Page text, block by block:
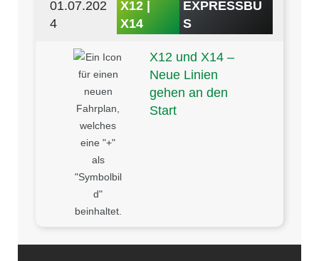
01.07.202
4
X12 |
X14
EXPRESSBU
S
X12 und X14 –
Neue Linien
gehen an den
Start